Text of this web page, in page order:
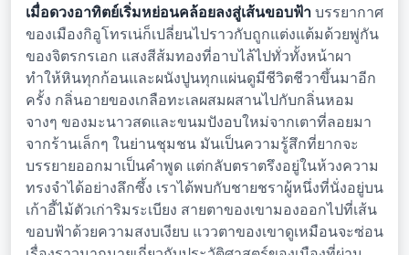
เมื่อดวงอาทิตย์เริ่มหย่อนคล้อยลงสู่เส้นขอบฟ้าบรรยากาศ
ของเมืองกิอูโทรเน่ก็เปลี่ยนไปราวกับถูกแต่งแต้มด้วยพู่กัน
ของจิตรกรเอก แสงสีส้มทองที่อาบไล้ไปทั่วทั้งหน้าผา
ทำให้หินทุกก้อนและผนังปูนทุกแผ่นดูมีชีวิตชีวาขึ้นมาอีก
ครั้ง กลิ่นอายของเกลือทะเลผสมผสานไปกับกลิ่นหอม
จางๆ ของมะนาวสดและขนมปังอบใหม่จากเตาที่ลอยมา
จากร้านเล็กๆ ในย่านชุมชน มันเป็นความรู้สึกที่ยากจะ
บรรยายออกมาเป็นคำพูด แต่กลับตราตรึงอยู่ในห้วงความ
ทรงจำได้อย่างลึกซึ้ง เราได้พบกับชายชราผู้หนึ่งที่นั่งอยู่บน
เก้าอี้ไม้ตัวเก่าริมระเบียง สายตาของเขามองออกไปที่เส้น
ขอบฟ้าด้วยความสงบเงียบ แววตาของเขาดูเหมือนจะซ่อน